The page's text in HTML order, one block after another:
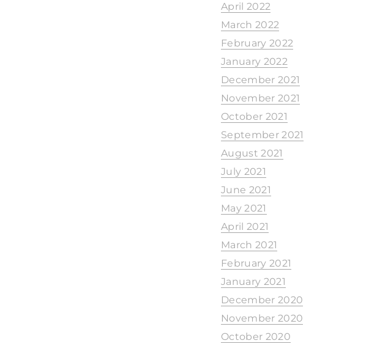
April 2022
March 2022
February 2022
January 2022
December 2021
November 2021
October 2021
September 2021
August 2021
July 2021
June 2021
May 2021
April 2021
March 2021
February 2021
January 2021
December 2020
November 2020
October 2020